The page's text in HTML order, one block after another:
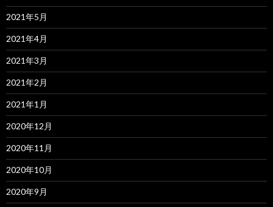
2021年5月
2021年4月
2021年3月
2021年2月
2021年1月
2020年12月
2020年11月
2020年10月
2020年9月